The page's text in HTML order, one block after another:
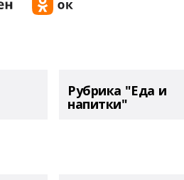
Рубрика "Еда и
напитки"